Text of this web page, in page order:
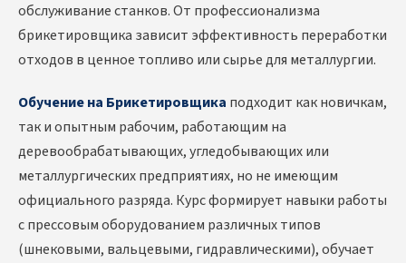
обслуживание станков. От профессионализма
брикетировщика зависит эффективность переработки
отходов в ценное топливо или сырье для металлургии.
Обучение на Брикетировщика подходит как новичкам,
так и опытным рабочим, работающим на
деревообрабатывающих, угледобывающих или
металлургических предприятиях, но не имеющим
официального разряда. Курс формирует навыки работы
с прессовым оборудованием различных типов
(шнековыми, вальцевыми, гидравлическими), обучает